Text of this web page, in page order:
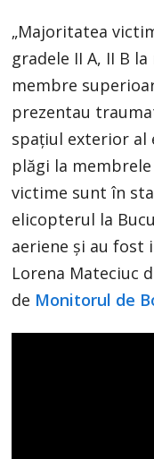
„Majoritatea
gradele II A, II B
membre
prezentau
spaţiul exterior al
plăgi la
victime sunt în
elicopterul la
aeriene şi au fost
Lorena Mateciuc
de Monitorul de